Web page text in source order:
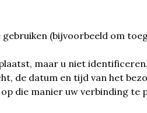
(bijvoorbeeld om
maar u niet
de datum en tijd van het
die manier uw verbinding te